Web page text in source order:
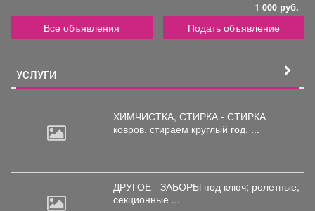
1 000 руб.
Все объявления Подать объявление
УСЛУГИ
ХИМЧИСТКА, СТИРКА - СТИРКА
ковров, стираем круглый год, ...
ДРУГОЕ - ЗАБОРЫ под ключ; ролетные,
секционные ...